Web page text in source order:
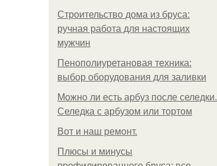
Строительство дома из бруса:
ручная работа для настоящих
мужчин
Пенополиуретановая техника:
выбор оборудования для заливки
Можно ли есть арбуз после селедки.
Селедка с арбузом или тортом
Boт и наш ремoнт.
Плюсы и минусы